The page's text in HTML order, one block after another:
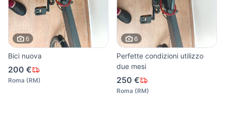
6
Bici nuova
200 €
Roma (RM)
6
Perfette condizioni utilizzo
due mesi
250 €
Roma (RM)